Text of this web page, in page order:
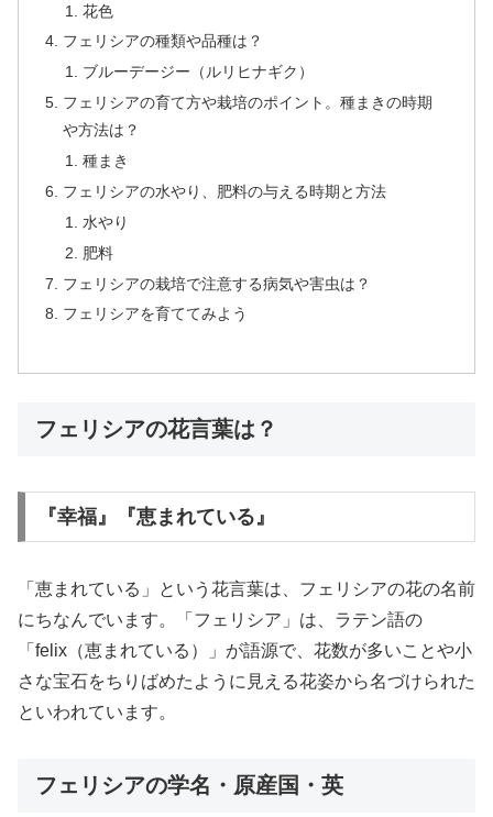
花色
フェリシアの種類や品種は？
ブルーデージー（ルリヒナギク）
フェリシアの育て方や栽培のポイント。種まきの時期
や方法は？
種まき
フェリシアの水やり、肥料の与える時期と方法
水やり
肥料
フェリシアの栽培で注意する病気や害虫は？
フェリシアを育ててみよう
フェリシアの花言葉は？
『幸福』『恵まれている』
「恵まれている」という花言葉は、フェリシアの花の名前
にちなんでいます。「フェリシア」は、ラテン語の
「felix（恵まれている）」が語源で、花数が多いことや小
さな宝石をちりばめたように見える花姿から名づけられた
といわれています。
フェリシアの学名・原産国・英